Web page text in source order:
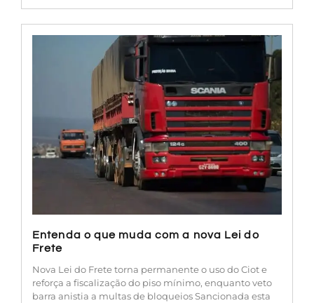
Entenda o que muda com a nova Lei do
Frete
Nova Lei do Frete torna permanente o uso do Ciot e
reforça a fiscalização do piso mínimo, enquanto veto
barra anistia a multas de bloqueios Sancionada esta